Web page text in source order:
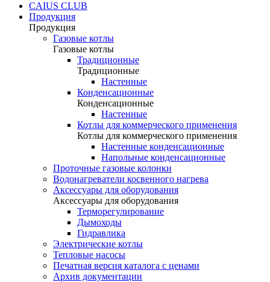
CAIUS CLUB
Продукция
Продукция
Газовые котлы
Газовые котлы
Традиционные
Традиционные
Настенные
Конденсационные
Конденсационные
Настенные
Котлы для коммерческого применения
Котлы для коммерческого применения
Настенные конденсационные
Напольные конденсационные
Проточные газовые колонки
Водонагреватели косвенного нагрева
Аксессуары для оборудования
Аксессуары для оборудования
Терморегулирование
Дымоходы
Гидравлика
Электрические котлы
Тепловые насосы
Печатная версия каталога с ценами
Архив документации